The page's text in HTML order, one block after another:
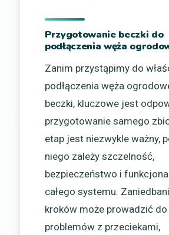
Przygotowanie beczki do
podłączenia węża
Zanim przystąpimy do
podłączenia węża
beczki, kluczowe jest
przygotowanie samego
etap jest niezwykle ważny,
niego zależy szczelność,
bezpieczeństwo i
całego systemu.
kroków może prowadzić do
problemów z przeciekami,